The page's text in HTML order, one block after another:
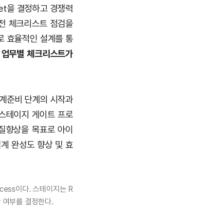
을 결정하고 경쟁력
체크리스트 점검을
효율적인 설계를 통
무별 체크리스트가
준비 단계의 시작과
테이지 게이트 프로
상을 목표로 아이
완성도 향상 및 효
이다. 스테이지는 R
부를 결정한다.